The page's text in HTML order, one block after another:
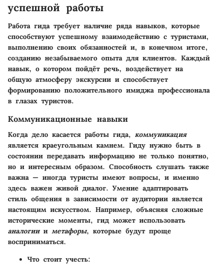
успешной работы
Работа гида требует наличие ряда навыков, которые
способствуют успешному взаимодействию с туристами,
выполнению своих обязанностей и, в конечном итоге,
созданию незабываемого опыта для клиентов. Каждый
навык, о котором пойдёт речь, воздействует на
общую атмосферу экскурсии и способствует
формированию положительного имиджа профессионала
в глазах туристов.
Коммуникационные навыки
Когда дело касается работы гида, коммуникация
является краеугольным камнем. Гиду нужно быть в
состоянии передавать информацию не только понятно,
но и интересным образом. Способность слушать также
важна — иногда туристы имеют вопросы, и именно
здесь важен живой диалог. Умение адаптировать
стиль общения в зависимости от аудитории является
настоящим искусством. Например, объясняя сложные
исторические моменты, гид может использовать
аналогиии метафоры, которые будут проще
восприниматься.
Что стоит учесть: